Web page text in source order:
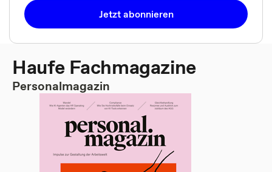
Jetzt abonnieren
Haufe Fachmagazine
Personalmagazin